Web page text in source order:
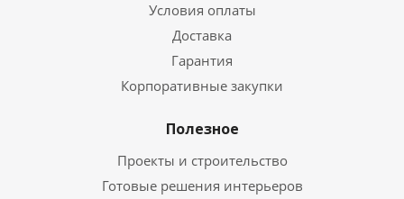
Условия оплаты
Доставка
Гарантия
Корпоративные закупки
Полезное
Проекты и строительство
Готовые решения интерьеров